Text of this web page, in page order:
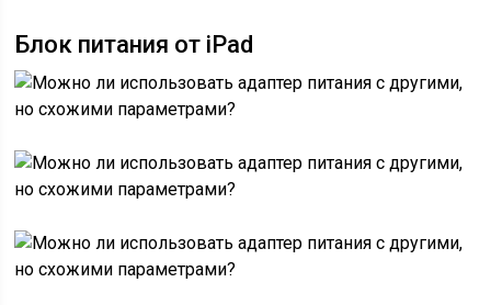
Блок питания от iPad